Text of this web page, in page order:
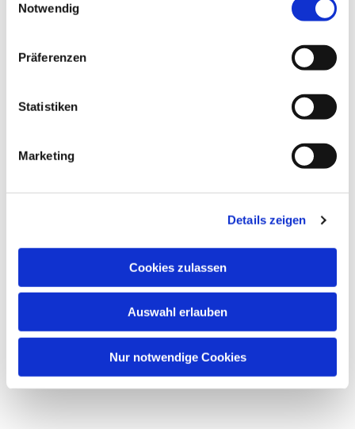
Notwendig
Präferenzen
Statistiken
Marketing
Details zeigen
Cookies zulassen
Auswahl erlauben
Nur notwendige Cookies